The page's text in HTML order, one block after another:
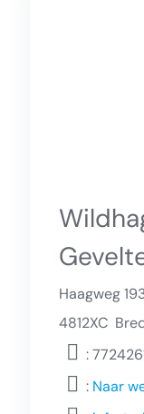
Haagweg
4812XC
:
:Naar